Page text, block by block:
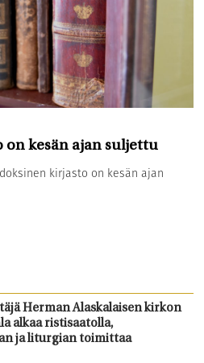
kesän ajan suljettu
kirjasto on kesän ajan
Herman Alaskalaisen kirkon
alkaa ristisaatolla,
ja liturgian toimittaa